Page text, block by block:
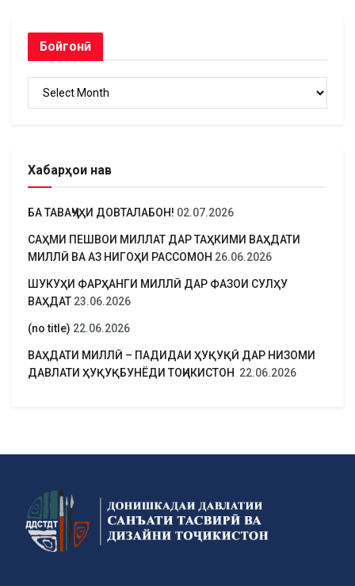
Бойгонӣ
Хабарҳои нав
БА ТАВАҶҶУҲИ ДОВТАЛАБОН! 02.07.2026
САҲМИ ПЕШВОИ МИЛЛАТ ДАР ТАҲКИМИ ВАҲДАТИ
МИЛЛӢ ВА АЗ НИГОҲИ РАССОМОН 26.06.2026
ШУКУҲИ ФАРҲАНГИ МИЛЛӢ ДАР ФАЗОИ СУЛҲУ
ВАҲДАТ 23.06.2026
(no title) 22.06.2026
ВАҲДАТИ МИЛЛӢ – ПАДИДАИ ҲУҚУҚӢ ДАР НИЗОМИ
ДАВЛАТИ ҲУҚУҚБУНЁДИ ТОҶИКИСТОН 22.06.2026